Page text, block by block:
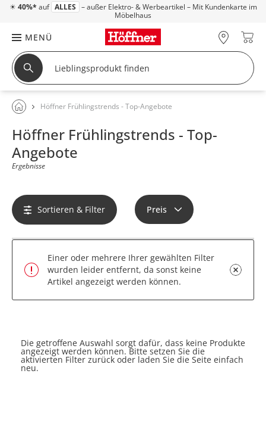
☀ 40%* auf ALLES – außer Elektro- & Werbeartikel – Mit Kundenkarte im
Möbelhaus
MENÜ
Höffner Frühlingstrends - Top-Angebote
Höffner Frühlingstrends - Top-
Angebote
Ergebnisse
Sortieren & Filter Preis
Einer oder mehrere Ihrer gewählten Filter
wurden leider entfernt, da sonst keine
Artikel angezeigt werden können.
Die getroffene Auswahl sorgt dafür, dass keine Produkte
angezeigt werden können. Bitte setzen Sie die
aktivierten Filter zurück oder laden Sie die Seite einfach
neu.